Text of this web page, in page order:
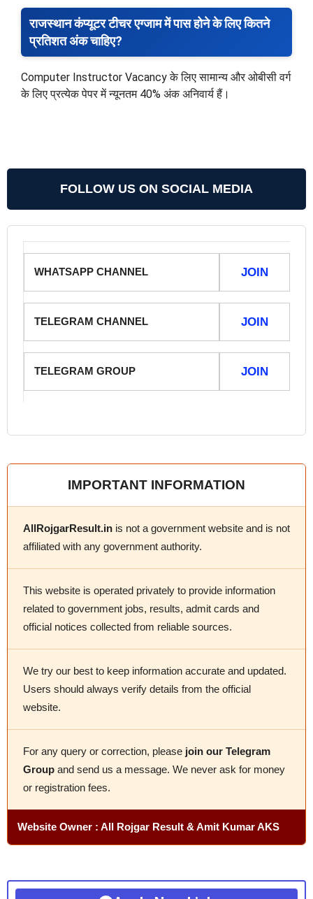
राजस्थान कंप्यूटर टीचर एग्जाम में पास होने के लिए कितने
प्रतिशत अंक चाहिए?
Computer Instructor Vacancy के लिए सामान्य और ओबीसी वर्ग
के लिए प्रत्येक पेपर में न्यूनतम 40% अंक अनिवार्य हैं।
FOLLOW US ON SOCIAL MEDIA
WHATSAPP CHANNEL JOIN
TELEGRAM CHANNEL JOIN
TELEGRAM GROUP JOIN
IMPORTANT INFORMATION
AllRojgarResult.in is not a government website and is not
affiliated with any government authority.
This website is operated privately to provide information
related to government jobs, results, admit cards and
official notices collected from reliable sources.
We try our best to keep information accurate and updated.
Users should always verify details from the official
website.
For any query or correction, please join our Telegram
Group and send us a message. We never ask for money
or registration fees.
Website Owner : All Rojgar Result & Amit Kumar AKS